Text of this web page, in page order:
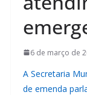
6 de março de
A Secretaria
de emenda